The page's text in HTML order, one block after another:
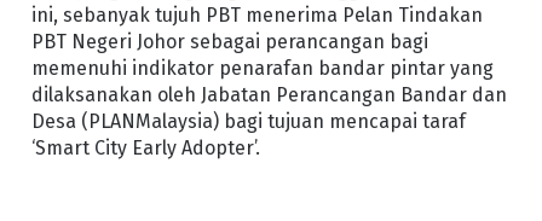
ini, sebanyak tujuh PBT menerima Pelan Tindakan
PBT Negeri Johor sebagai perancangan bagi
memenuhi indikator penarafan bandar pintar yang
dilaksanakan oleh Jabatan Perancangan Bandar dan
Desa (PLANMalaysia) bagi tujuan mencapai taraf
‘Smart City Early Adopter’.